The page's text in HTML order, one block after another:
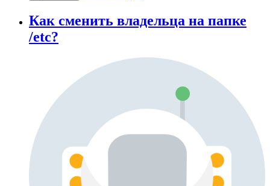
Как сменить владельца на папке
/etc?